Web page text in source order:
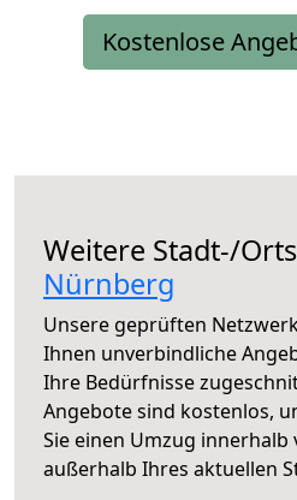
Kostenlose
Weitere Stadt-/
Nürnberg
Unsere geprüften
Ihnen unverbindliche
Ihre Bedürfnisse
Angebote sind kostenlos,
Sie einen Umzug
außerhalb Ihres aktuellen